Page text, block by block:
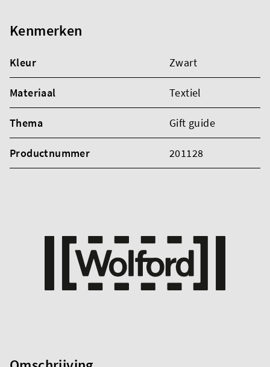
Kenmerken
Kleur Zwart
Materiaal Textiel
Thema Gift guide
Productnummer 201128